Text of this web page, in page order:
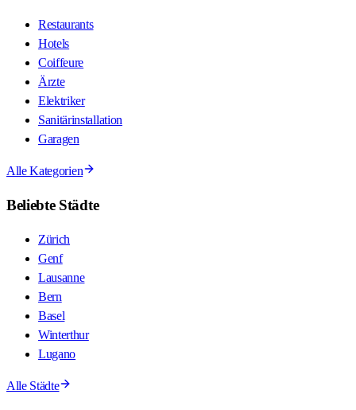
Restaurants
Hotels
Coiffeure
Ärzte
Elektriker
Sanitärinstallation
Garagen
Alle Kategorien
Beliebte Städte
Zürich
Genf
Lausanne
Bern
Basel
Winterthur
Lugano
Alle Städte